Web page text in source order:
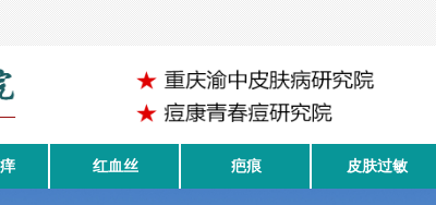
红血丝 疤痕 皮肤过敏